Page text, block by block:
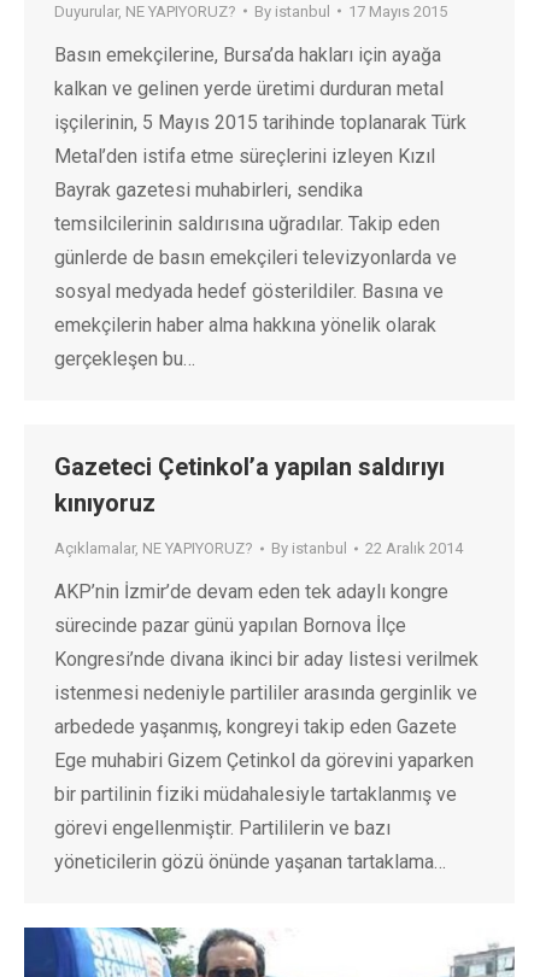
Duyurular, NE YAPIYORUZ? By istanbul 17 Mayıs 2015
Basın emekçilerine, Bursa’da hakları için ayağa
kalkan ve gelinen yerde üretimi durduran metal
işçilerinin, 5 Mayıs 2015 tarihinde toplanarak Türk
Metal’den istifa etme süreçlerini izleyen Kızıl
Bayrak gazetesi muhabirleri, sendika
temsilcilerinin saldırısına uğradılar. Takip eden
günlerde de basın emekçileri televizyonlarda ve
sosyal medyada hedef gösterildiler. Basına ve
emekçilerin haber alma hakkına yönelik olarak
gerçekleşen bu…
Gazeteci Çetinkol’a yapılan saldırıyı
kınıyoruz
Açıklamalar, NE YAPIYORUZ? By istanbul 22 Aralık 2014
AKP’nin İzmir’de devam eden tek adaylı kongre
sürecinde pazar günü yapılan Bornova İlçe
Kongresi’nde divana ikinci bir aday listesi verilmek
istenmesi nedeniyle partililer arasında gerginlik ve
arbedede yaşanmış, kongreyi takip eden Gazete
Ege muhabiri Gizem Çetinkol da görevini yaparken
bir partilinin fiziki müdahalesiyle tartaklanmış ve
görevi engellenmiştir. Partililerin ve bazı
yöneticilerin gözü önünde yaşanan tartaklama…